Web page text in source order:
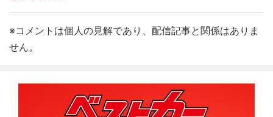
※コメントは個人の見解であり、配信記事と関係はありま
せん。